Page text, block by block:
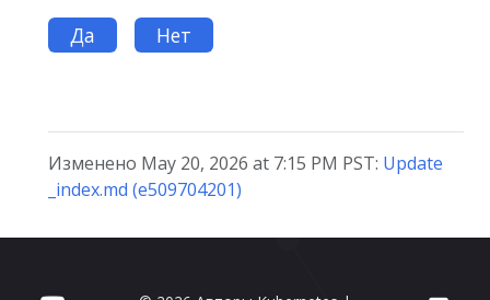
Да Нет
Изменено May 20, 2026 at 7:15 PM PST: Update
_index.md (e509704201)